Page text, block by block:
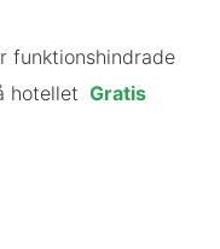
funktionshindrade
hotellet Gratis